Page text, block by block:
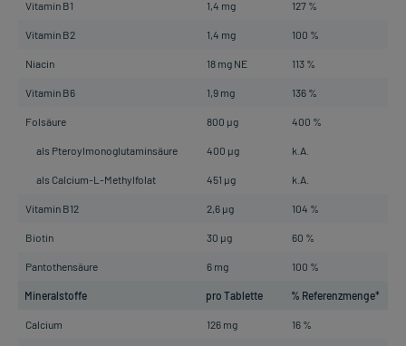
Vitamin B1 1,4 mg 127 %
Vitamin B2 1,4 mg 100 %
Niacin 18 mg NE 113 %
Vitamin B6 1,9 mg 136 %
Folsäure 800 µg 400 %
als Pteroylmonoglutaminsäure 400 µg k.A.
als Calcium-L-Methylfolat 451 µg k.A.
Vitamin B12 2,6 µg 104 %
Biotin 30 µg 60 %
Pantothensäure 6 mg 100 %
Mineralstoffe pro Tablette % Referenzmenge*
Calcium 126 mg 16 %